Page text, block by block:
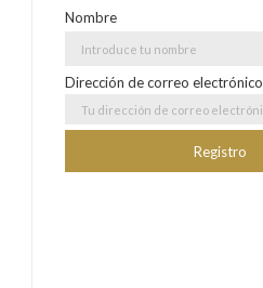
Nombre
Dirección de correo